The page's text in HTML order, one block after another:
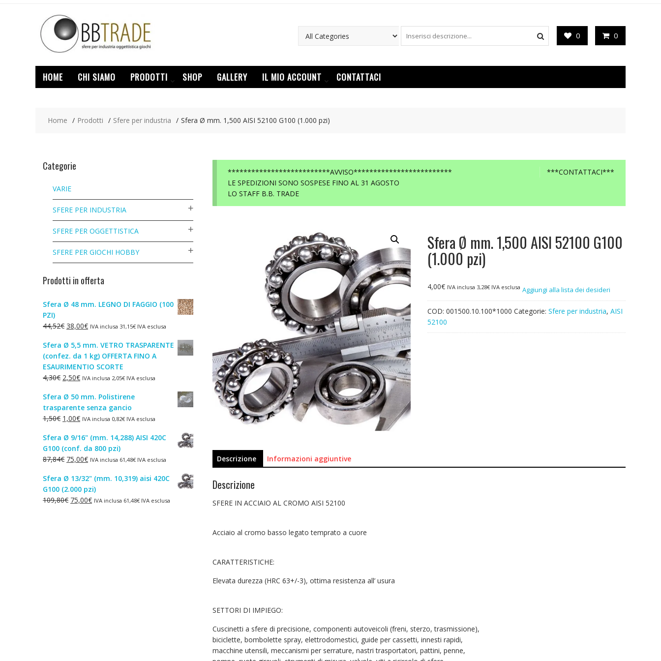
0 0
HOME CHI SIAMO PRODOTTI SHOP GALLERY IL MIO ACCOUNT CONTATTACI
Home Prodotti Sfere per industria Sfera Ø mm. 1,500 AISI 52100 G100 (1.000 pzi)
***CONTATTACI***
**************************AVVISO*************************
LE SPEDIZIONI SONO SOSPESE FINO AL 31 AGOSTO
LO STAFF B.B. TRADE
Sfera Ø mm. 1,500 AISI 52100 G100
(1.000 pzi)
4,00€ IVA inclusa 3,28€IVA esclusa Aggiungi alla lista dei desideri
COD: 001500.10.100*1000 Categorie: Sfere per industria, AISI
52100
Descrizione Informazioni aggiuntive
Descrizione
SFERE IN ACCIAIO AL CROMO AISI 52100
Acciaio al cromo basso legato temprato a cuore
CARATTERISTICHE:
Elevata durezza (HRC 63+/-3), ottima resistenza all’ usura
SETTORI DI IMPIEGO:
Cuscinetti a sfere di precisione, componenti autoveicoli (freni, sterzo, trasmissione),
biciclette, bombolette spray, elettrodomestici, guide per cassetti, innesti rapidi,
macchine utensili, meccanismi per serrature, nastri trasportatori, pattini, penne,
Categorie
VARIE
SFERE PER INDUSTRIA
SFERE PER OGGETTISTICA
SFERE PER GIOCHI HOBBY
Prodotti in offerta
Sfera Ø 48 mm. LEGNO DI FAGGIO (100
PZI)
44,52€ Il
originale
era:
44,52€.
38,00€Il
attuale
è:
38,00€.
IVA inclusa 31,15€ IVA esclusa
Sfera Ø 5,5 mm. VETRO TRASPARENTE
(confez. da 1 kg) OFFERTA FINO A
ESAURIMENTIO SCORTE
4,30€ Il
originale
era:
4,30€.
2,50€Il
attuale
è:
2,50€.
IVA inclusa 2,05€ IVA esclusa
Sfera Ø 50 mm. Polistirene
trasparente senza gancio
1,50€ Il
originale
era:
1,50€.
1,00€Il
attuale
è:
1,00€.
IVA inclusa 0,82€ IVA esclusa
Sfera Ø 9/16" (mm. 14,288) AISI 420C
G100 (conf. da 800 pzi)
87,84€ Il
originale
era:
87,84€.
75,00€Il
attuale
è:
75,00€.
IVA inclusa 61,48€ IVA esclusa
Sfera Ø 13/32" (mm. 10,319) aisi 420C
G100 (2.000 pzi)
109,80€ Il
75,00€IlIVA inclusa 61,48€ IVA esclusa